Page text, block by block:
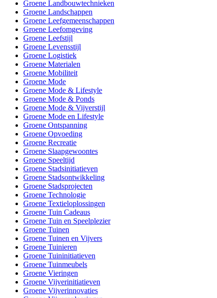
Groene Landbouwtechnieken
Groene Landschappen
Groene Leefgemeenschappen
Groene Leefomgeving
Groene Leefstijl
Groene Levensstijl
Groene Logistiek
Groene Materialen
Groene Mobiliteit
Groene Mode
Groene Mode & Lifestyle
Groene Mode & Ponds
Groene Mode & Vijverstijl
Groene Mode en Lifestyle
Groene Ontspanning
Groene Opvoeding
Groene Recreatie
Groene Slaapgewoontes
Groene Speeltijd
Groene Stadsinitiatieven
Groene Stadsontwikkeling
Groene Stadsprojecten
Groene Technologie
Groene Textieloplossingen
Groene Tuin Cadeaus
Groene Tuin en Speelplezier
Groene Tuinen
Groene Tuinen en Vijvers
Groene Tuinieren
Groene Tuininitiatieven
Groene Tuinmeubels
Groene Vieringen
Groene Vijverinitiatieven
Groene Vijverinnovaties